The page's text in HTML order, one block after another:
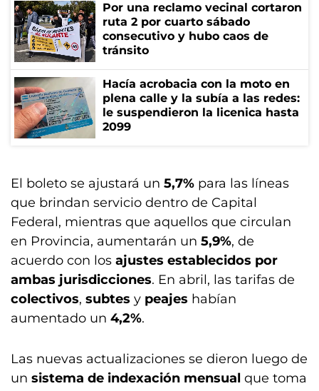
Por una reclamo vecinal cortaron
ruta 2 por cuarto sábado
consecutivo y hubo caos de
tránsito
Hacía acrobacia con la moto en
plena calle y la subía a las redes:
le suspendieron la licenica hasta
2099
El boleto se ajustará un 5,7% para las líneas
que brindan servicio dentro de Capital
Federal, mientras que aquellos que circulan
en Provincia, aumentarán un 5,9%, de
acuerdo con los ajustes establecidos por
ambas jurisdicciones. En abril, las tarifas de
colectivos, subtes y peajes habían
aumentado un 4,2%.
Las nuevas actualizaciones se dieron luego de
un sistema de indexación mensual que toma